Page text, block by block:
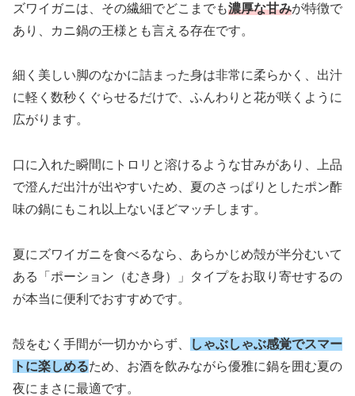
ズワイガニは、その繊細でどこまでも濃厚な甘みが特徴で
あり、カニ鍋の王様とも言える存在です。
細く美しい脚のなかに詰まった身は非常に柔らかく、出汁
に軽く数秒くぐらせるだけで、ふんわりと花が咲くように
広がります。
口に入れた瞬間にトロリと溶けるような甘みがあり、上品
で澄んだ出汁が出やすいため、夏のさっぱりとしたポン酢
味の鍋にもこれ以上ないほどマッチします。
夏にズワイガニを食べるなら、あらかじめ殻が半分むいて
ある「ポーション（むき身）」タイプをお取り寄せするの
が本当に便利でおすすめです。
殻をむく手間が一切かからず、
しゃぶしゃぶ感覚でスマー
トに楽しめるため、お酒を飲みながら優雅に鍋を囲む夏の
夜にまさに最適です。